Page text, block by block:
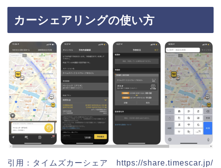
カーシェアリングの使い方
引用：タイムズカーシェア https://share.timescar.jp/